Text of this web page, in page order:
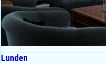
Lunden